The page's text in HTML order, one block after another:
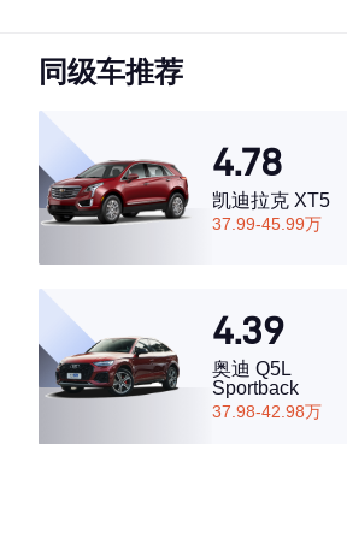
·外观表现一般，低于60%同级车
·空间表现一般，低于87%同级车
同级车推荐
4.78
凯迪拉克 XT5
37.99-45.99万
4.39
奥迪 Q5L
Sportback
37.98-42.98万